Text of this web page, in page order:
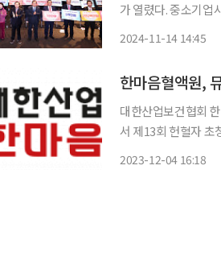
가 열렸다. 중소기업사랑나눔재단과 중소기업중앙회는 14일 여의도 중기중앙회에서 ‘2024
2024-11-14 14:45
한마음혈액원,
대한산업보건협회
서 제13회 헌혈자 초청 ‘사랑
2023-12-04 16:18